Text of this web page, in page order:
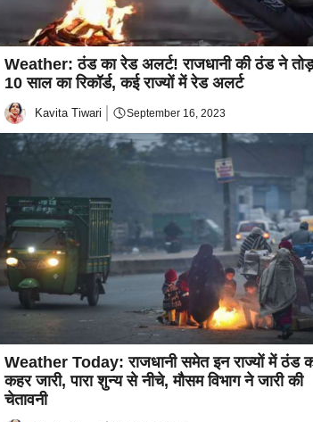
Weather: ठंड का रेड अलर्ट! राजधानी की ठंड ने
10 साल का रिकॉर्ड, कई राज्यों में रेड अलर्ट
Kavita Tiwari September 16, 2023
Weather Today: राजधानी समेत इन राज्यों में ठंड
कहर जारी, पारा शुन्य से नीचे, मौसम विभाग ने जारी की
चेतावनी